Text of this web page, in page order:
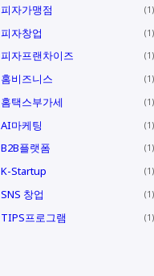
피자가맹점 1
피자창업 1
피자프랜차이즈 1
홈비즈니스 1
홈택스부가세 1
AI마케팅 1
B2B플랫폼 1
K-Startup 1
SNS 창업 1
TIPS프로그램 1